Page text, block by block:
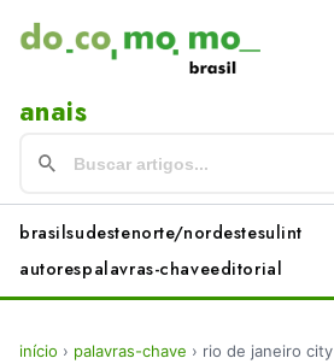
anais
brasilsudestenorte/nordestesulint
autorespalavras-chaveeditorial
início › palavras-chave › rio de janeiro city